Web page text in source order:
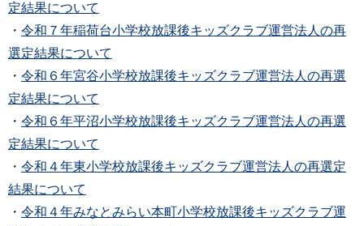
定結果について
・ 令和７年稲荷台小学校放課後キッズクラブ運営法人の再
選定結果について
・ 令和６年宮谷小学校放課後キッズクラブ運営法人の再選
定結果について
・ 令和６年平沼小学校放課後キッズクラブ運営法人の再選
定結果について
・ 令和４年東小学校放課後キッズクラブ運営法人の再選定
結果について
・ 令和４年みなとみらい本町小学校放課後キッズクラブ運